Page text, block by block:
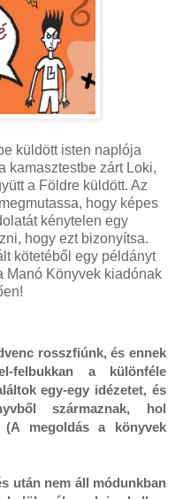
küldött isten naplója
kamasztestbe zárt Loki,
a Földre küldött. Az
hogy képes
kénytelen egy
hogy ezt bizonyítsa.
kötetéből egy példányt
Manó Könyvek kiadónak
rosszfiúnk, és ennek
felbukkan a különféle
egy-egy idézetet, és
származnak, hol
megoldás a könyvek
után nem áll módunkban